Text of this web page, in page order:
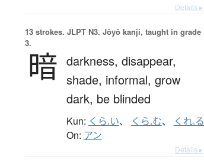
Details ▸
13 strokes. JLPT N3. Jōyō kanji, taught in grade
3.
暗 darkness, disappear,
shade, informal, grow
dark, be blinded
Kun: くら.い、 くら.む、 くれ.る
On: アン
Details ▸